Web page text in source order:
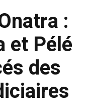
:
et Pélé
des